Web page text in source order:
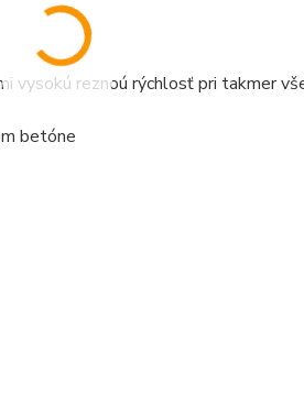
vysokú reznoú rýchlosť pri takmer
betóne